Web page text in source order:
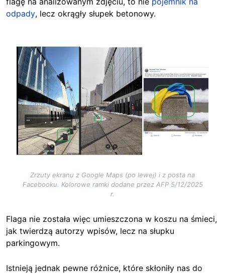
odpady, lecz okrągły słupek betonowy.
Image
Zrzuty ekranu z Google Maps (po lewej) i z posta na
Facebooku. Kolorowe ramki dodane przez AFP 5/12/2025
r.
Flaga nie została więc umieszczona w koszu na śmieci,
jak twierdzą autorzy wpisów, lecz na słupku
parkingowym.
Istnieją jednak pewne różnice, które skłoniły nas do